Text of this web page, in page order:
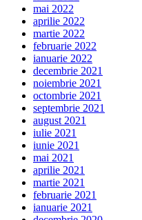
mai 2022
aprilie 2022
martie 2022
februarie 2022
ianuarie 2022
decembrie 2021
noiembrie 2021
octombrie 2021
septembrie 2021
august 2021
iulie 2021
iunie 2021
mai 2021
aprilie 2021
martie 2021
februarie 2021
ianuarie 2021